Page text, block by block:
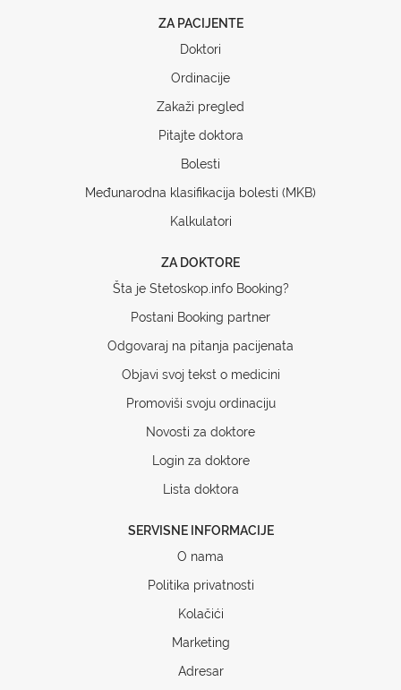
ZA PACIJENTE
Doktori
Ordinacije
Zakaži pregled
Pitajte doktora
Bolesti
Međunarodna klasifikacija bolesti (MKB)
Kalkulatori
ZA DOKTORE
Šta je Stetoskop.info Booking?
Postani Booking partner
Odgovaraj na pitanja pacijenata
Objavi svoj tekst o medicini
Promoviši svoju ordinaciju
Novosti za doktore
Login za doktore
Lista doktora
SERVISNE INFORMACIJE
O nama
Politika privatnosti
Kolačići
Marketing
Adresar